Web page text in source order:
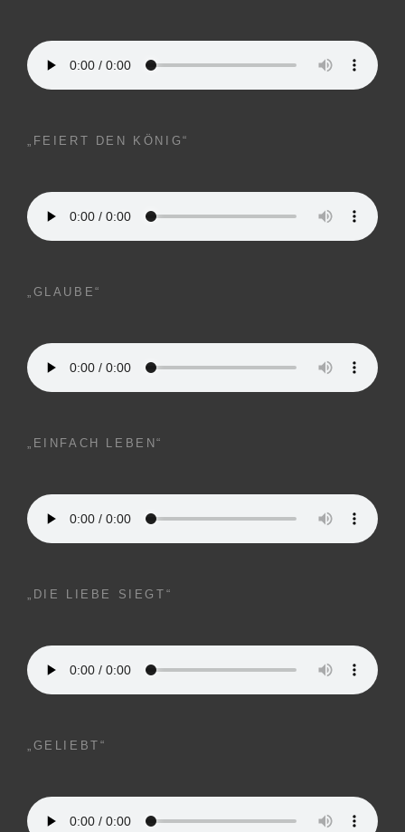
„FEIERT DEN KÖNIG“
„GLAUBE“
„EINFACH LEBEN“
„DIE LIEBE SIEGT“
„GELIEBT“